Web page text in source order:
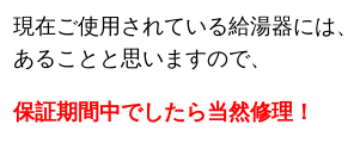
現在ご使用されている給湯器には
あることと思いますので、
保証期間中でしたら当然修理！